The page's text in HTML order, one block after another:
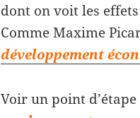
dont on voit les
Comme Maxime
développement
Voir un point